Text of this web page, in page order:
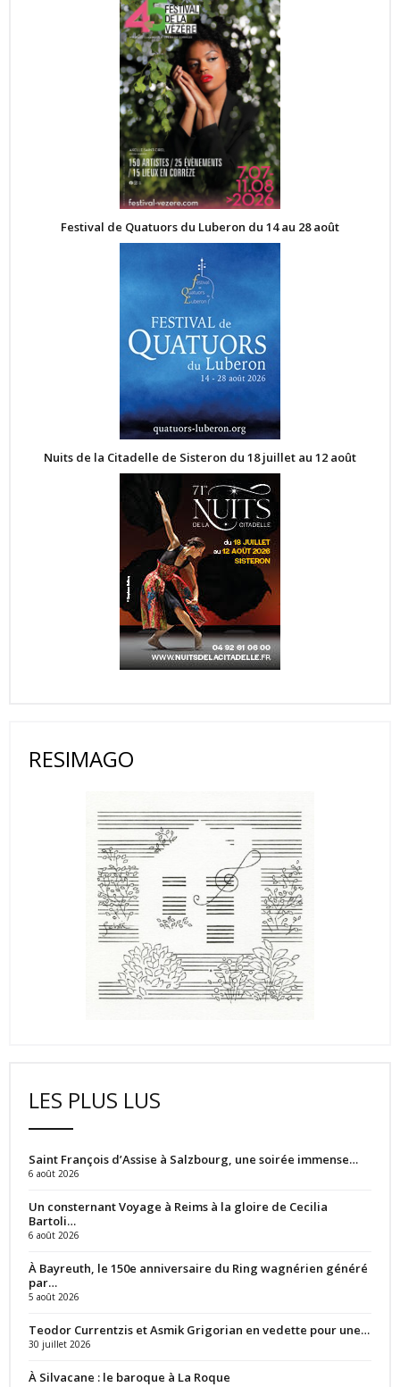
Festival de Quatuors du Luberon du 14 au 28 août
Nuits de la Citadelle de Sisteron du 18 juillet au 12 août
RESIMAGO
LES PLUS LUS
Saint François d’Assise à Salzbourg, une soirée immense…
6 août 2026
Un consternant Voyage à Reims à la gloire de Cecilia
Bartoli…
6 août 2026
À Bayreuth, le 150e anniversaire du Ring wagnérien généré
par…
5 août 2026
Teodor Currentzis et Asmik Grigorian en vedette pour une…
30 juillet 2026
À Silvacane : le baroque à La Roque